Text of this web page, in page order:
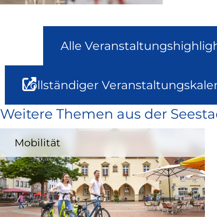
Alle
Vollständiger
Weitere Themen aus der
Mobilität